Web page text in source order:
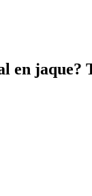
en